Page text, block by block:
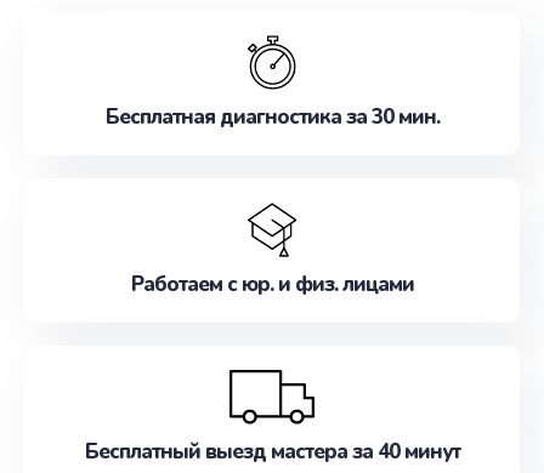
наилучшим образом. Не медлите записаться на
Бесплатная диагностика за 30 мин.
Работаем с юр. и физ. лицами
Бесплатный выезд мастера за 40 минут